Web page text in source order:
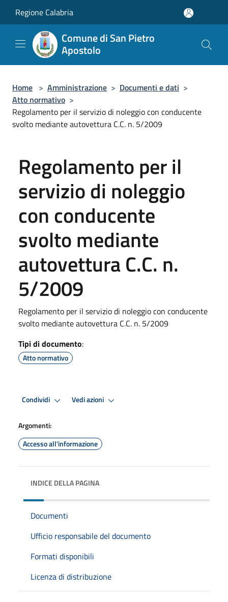
Regione Calabria
Comune di San Pietro
Apostolo
Home > Amministrazione > Documenti e dati >
Atto normativo >
Regolamento per il servizio di noleggio con conducente
svolto mediante autovettura C.C. n. 5/2009
Regolamento per il
servizio di noleggio
con conducente
svolto mediante
autovettura C.C. n.
5/2009
Regolamento per il servizio di noleggio con conducente
svolto mediante autovettura C.C. n. 5/2009
Tipi di documento:
Atto normativo
Condividi Vedi azioni
Argomenti:
Accesso all'informazione
INDICE DELLA PAGINA
Documenti
Ufficio responsabile del documento
Formati disponibili
Licenza di distribuzione